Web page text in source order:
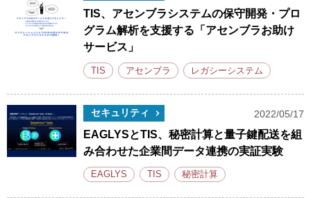
TIS、アセンブラシステムの保守開発・プロ
グラム解析を支援する「アセンブラお助け
サービス」
TIS アセンブラ レガシーシステム
セキュリティ 2022/05/17
EAGLYSとTIS、秘密計算と量子鍵配送を組
み合わせた企業間データ連携の実証実験
EAGLYS TIS 秘密計算